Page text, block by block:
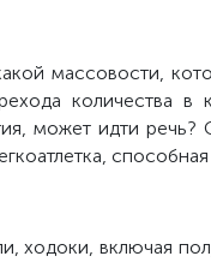
массовости,
количества в
может идти речь?
ходоки, включая